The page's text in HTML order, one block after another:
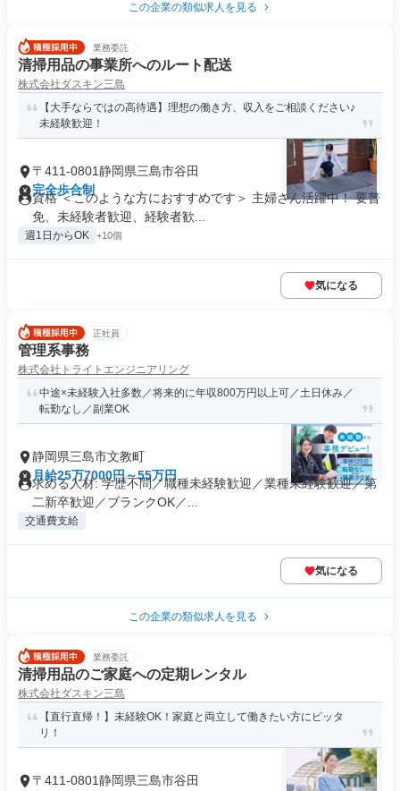
この企業の類似求人を見る
業務委託
清掃用品の事業所へのルート配送
株式会社ダスキン三島
【大手ならではの高待遇】理想の働き方、収入をご相談ください♪
未経験歓迎！
〒411-0801静岡県三島市谷田
完全歩合制
資格 ＜このような方におすすめです＞ 主婦さん活躍中！ 要普
免、未経験者歓迎、経験者歓...
週1日からOK +10個
気になる
正社員
管理系事務
株式会社トライトエンジニアリング
中途×未経験入社多数／将来的に年収800万円以上可／土日休み／
転勤なし／副業OK
静岡県三島市文教町
月給25万7000円～55万円
求める人材: 学歴不問／職種未経験歓迎／業種未経験歓迎／第
二新卒歓迎／ブランクOK／...
交通費支給
気になる
この企業の類似求人を見る
業務委託
清掃用品のご家庭への定期レンタル
株式会社ダスキン三島
【直行直帰！】未経験OK！家庭と両立して働きたい方にピッタ
リ！
〒411-0801静岡県三島市谷田